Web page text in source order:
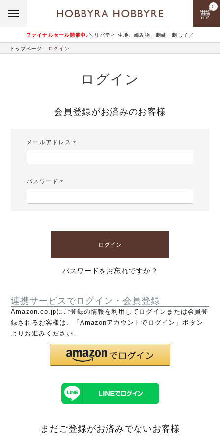
ファイナルセール開催中♪ ＼リバティ 生地、編み物、刺繍、刺し子／
0
トップページ ログイン
ログイン
会員登録がお済みのお客様
メールアドレス
パスワード
ログイン
パスワードをお忘れですか？
連携サービスでログイン・会員登録
Amazon.co.jpにご登録の情報を利用してログインまたは会員登
録されるお客様は、「Amazonアカウントでログイン」ボタン
よりお進みください。
まだご登録がお済みでないお客様